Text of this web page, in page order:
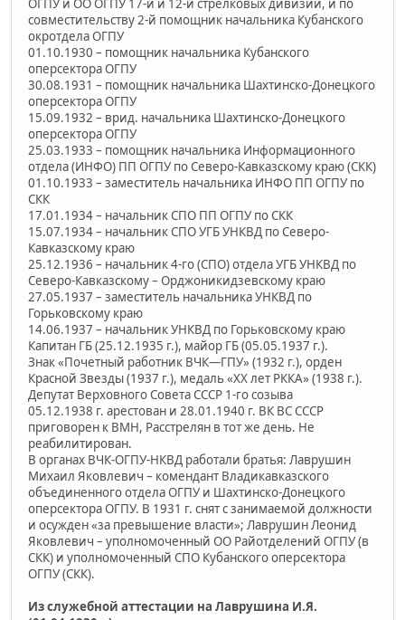
ОГПУ и ОО ОГПУ 17-й и 12-й стрелковых дивизий, и по
совместительству 2-й помощник начальника Кубанского
окротдела ОГПУ
01.10.1930 – помощник начальника Кубанского
оперсектора ОГПУ
30.08.1931 – помощник начальника Шахтинско-Донецкого
оперсектора ОГПУ
15.09.1932 – врид. начальника Шахтинско-Донецкого
оперсектора ОГПУ
25.03.1933 – помощник начальника Информационного
отдела (ИНФО) ПП ОГПУ по Северо-Кавказскому краю (СКК)
01.10.1933 – заместитель начальника ИНФО ПП ОГПУ по
СКК
17.01.1934 – начальник СПО ПП ОГПУ по СКК
15.07.1934 – начальник СПО УГБ УНКВД по Северо-
Кавказскому краю
25.12.1936 – начальник 4-го (СПО) отдела УГБ УНКВД по
Северо-Кавказскому – Орджоникидзевскому краю
27.05.1937 – заместитель начальника УНКВД по
Горьковскому краю
14.06.1937 – начальник УНКВД по Горьковскому краю
Капитан ГБ (25.12.1935 г.), майор ГБ (05.05.1937 г.).
Знак «Почетный работник ВЧК—ГПУ» (1932 г.), орден
Красной Звезды (1937 г.), медаль «ХХ лет РККА» (1938 г.).
Депутат Верховного Совета СССР 1-го созыва
05.12.1938 г. арестован и 28.01.1940 г. ВК ВС СССР
приговорен к ВМН, Расстрелян в тот же день. Не
реабилитирован.
В органах ВЧК-ОГПУ-НКВД работали братья: Лаврушин
Михаил Яковлевич – комендант Владикавказского
объединенного отдела ОГПУ и Шахтинско-Донецкого
оперсектора ОГПУ. В 1931 г. снят с занимаемой должности
и осужден «за превышение власти»; Лаврушин Леонид
Яковлевич – уполномоченный ОО Райотделений ОГПУ (в
СКК) и уполномоченный СПО Кубанского оперсектора
ОГПУ (СКК).
Из служебной аттестации на Лаврушина И.Я.